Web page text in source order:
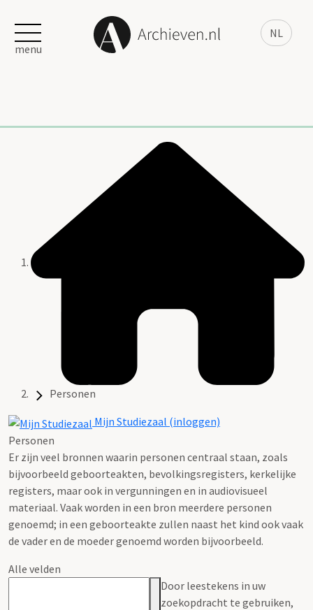
NL
menu
Personen
Mijn Studiezaal (inloggen)
Personen
Er zijn veel bronnen waarin personen centraal staan, zoals
bijvoorbeeld geboorteakten, bevolkingsregisters, kerkelijke
registers, maar ook in vergunningen en in audiovisueel
materiaal. Vaak worden in een bron meerdere personen
genoemd; in een geboorteakte zullen naast het kind ook vaak
de vader en de moeder genoemd worden bijvoorbeeld.
Alle velden
Door leestekens in uw
zoekopdracht te gebruiken,